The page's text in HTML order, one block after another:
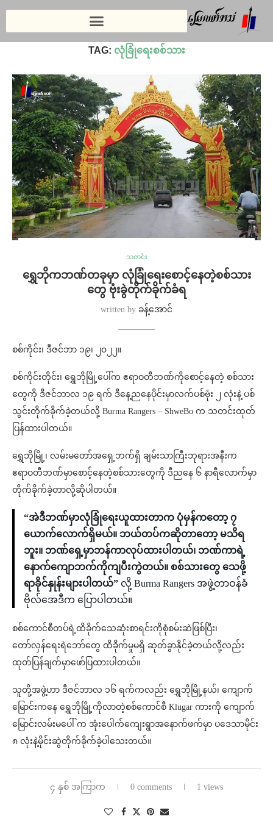
လုံခြုံရေးစစ်သား
TAG: လုံခြုံရေးစစ်သား
သတင်း
ရွှေဘိုကဘဏ်တခုမှာ လုံခြုံရေးစောင့်နေတဲ့စစ်သား
တွေ ဗုံးခွဲတိုက်ခိုက်ခံရ
written by ခန့်အောင်
စစ်ကိုင်း၊ ဒီဇင်ဘာ ၁၉၊ ၂၀၂၂။
စစ်ကိုင်းတိုင်း၊ ရွှေဘိုမြို့ပေါ်က ဧရာဝတီဘဏ်ကိုစောင့်နေတဲ့ စစ်သား
တွေကို ဒီဇင်ဘာလ ၁၉ ရက် ဒီနေ့ညနေပိုင်းမှာလက်ပစ်ဗုံး ၂ လုံးနဲ့ ပစ်
သွင်းတိုက်ခိုက်ခဲ့တယ်လို့ Burma Rangers – ShweBo က သတင်းထုတ်
ပြန်ထားပါတယ်။
ရွှေဘိုမြို့၊ လမ်းမတော်‌အရှေ့ဘက်ရှိ ချမ်းသာကြီးဘုရားအနီးက
ဧရာဝတီဘဏ်မှာစောင့်နေတဲ့စစ်သားတွေကို ဒီညနေ ၆ နာရီလောက်မှာ
တိုက်ခိုက်ခဲ့တာလို့ဆိုပါတယ်။
“အဲဒီဘဏ်မှာလုံခြုံရေးယူထားတာက ပုံမှန်ကတော့ ၇
ယောက်လောက်ရှိမယ်။ ဘယ်တပ်ကဆိုတာတော့ မသိရ
ဘူး။ ဘဏ်ရှေ့မှာဘန်ကာလုပ်ထားပါတယ်၊ ဘဏ်ကာရဲ့
နောက်ကျောဘက်ကိုကျပီးကွဲတယ်။ စစ်သားတွေ သေဖို့
ရာခိုင်နှုန်းများပါတယ်” လို့ Burma Rangers အဖွဲ့တာဝန်ခံ
ဗိုလ်အေဒီက ပြောပါတယ်။
စစ်ကောင်စီတပ်ရဲ့ထိခိုက်သေဆုံးစာရင်းကိုစုံစမ်းဆဲဖြစ်ပြီး၊
တော်လှန်ရေးရဲဘော်တွေ ထိခိုက်မှုမရှိ ဆုတ်ခွာနိုင်ခဲ့တယ်လို့လည်း
ထုတ်ပြန်ချက်မှာဖော်ပြထားပါတယ်။
သူတို့အဖွဲ့ဟာ ဒီဇင်ဘာလ ၁၆ ရက်ကလည်း ရွှေဘိုမြို့နယ်၊ ကျောက်
မြောင်းကနေ ရွှေဘိုမြို့ကိုလာတဲ့စစ်ကောင်စီ Klugar ကားကို ကျောက်
မြောင်းလမ်းမပေါ် ‌က အုံးပေါက်ကျေးရွာအနောက်ဖက်မှာ ပဒေသာမိုင်း
၈ လုံးနဲ့မိုင်းဆွဲတိုက်ခိုက်ခဲ့ပါသေးတယ်။
၄ နှစ် အကြာက 0 comments 1 views